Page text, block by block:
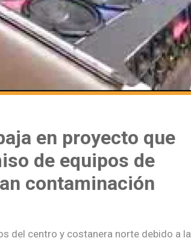
en proyecto que
de equipos de
contaminación
del centro y costanera norte debido a la